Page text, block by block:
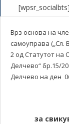
[wpsr_socialbts]
Врз основа на
самоуправа („Сл.
2 од Статутот на
Делчево“ бр.15/
Делчево на ден
за